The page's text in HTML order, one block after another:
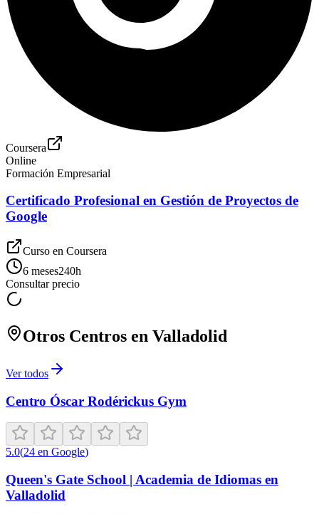
Coursera
Online
Formación Empresarial
Certificado Profesional en Gestión de Proyectos de
Google
Curso en Coursera
6 meses240h
Consultar precio
Otros Centros en Valladolid
Ver todos
Centro Óscar Rodérickus Gym
5.0(24 en Google)
Queen's Gate School | Academia de Idiomas en
Valladolid